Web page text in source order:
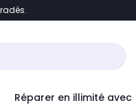
Réparer en illimité avec